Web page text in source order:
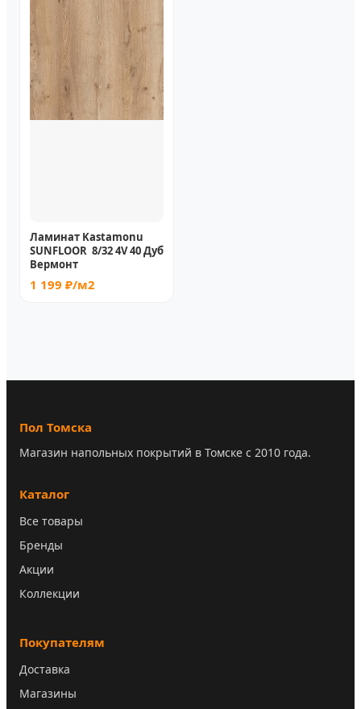
Ламинат Kastamonu
SUNFLOOR 8/32 4V 40 Дуб
Вермонт
1 199 ₽/м2
Пол Томска
Магазин напольных покрытий в Томске с 2010 года.
Каталог
Все товары
Бренды
Акции
Коллекции
Покупателям
Доставка
Магазины